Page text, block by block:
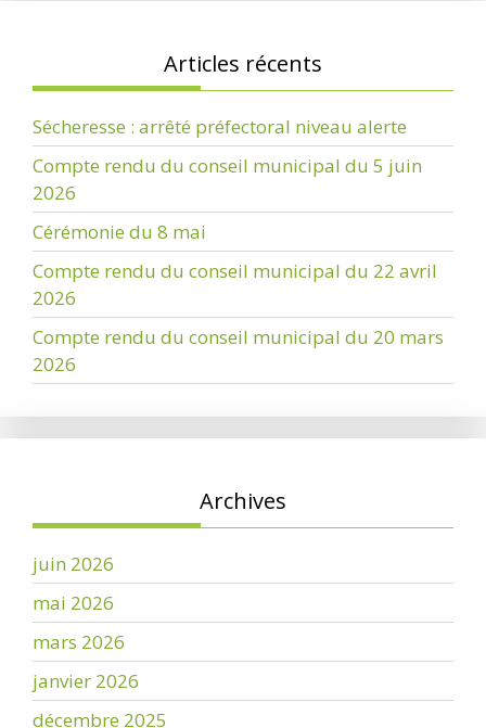
Articles récents
Sécheresse : arrêté préfectoral niveau alerte
Compte rendu du conseil municipal du 5 juin
2026
Cérémonie du 8 mai
Compte rendu du conseil municipal du 22 avril
2026
Compte rendu du conseil municipal du 20 mars
2026
Archives
juin 2026
mai 2026
mars 2026
janvier 2026
décembre 2025